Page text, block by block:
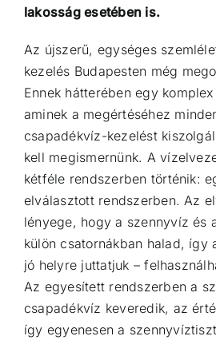
lakosság esetében is.
Az újszerű, egységes
kezelés Budapesten még
Ennek hátterében egy
aminek a megértéséhez
csapadékvíz-kezelést
kell megismernünk. A
kétféle rendszerben történik:
elválasztott rendszerben. Az
lényege, hogy a szennyvíz és
külön csatornákban halad, így
jó helyre juttatjuk –
Az egyesített rendszerben a
csapadékvíz keveredik, az
így egyenesen a